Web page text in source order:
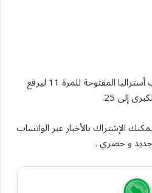
ويسعى ديوكوفيتش للفوز بلقب أستراليا المفتوحة للمرة 11 ليرفع
‌إلى 25.
الإشتراك بالأخبار عبر الواتساب
و حصري .